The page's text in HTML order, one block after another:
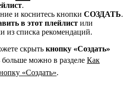
.
и коснитесь кнопки СОЗДАТЬ.
в этот плейлист или
из списка рекомендаций.
скрыть кнопку «Создать»
можно в разделе Как
«Создать».